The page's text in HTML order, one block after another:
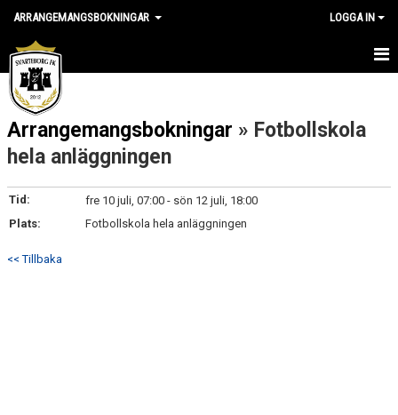
ARRANGEMANGSBOKNINGAR LOGGA IN
HEM
NYHETER
KALENDER
GÄSTBOK
Arrangemangsbokningar » Fotbollskola
hela anläggningen
Tid:
fre 10 juli, 07:00 - sön 12 juli, 18:00
Plats:
Fotbollskola hela anläggningen
<< Tillbaka